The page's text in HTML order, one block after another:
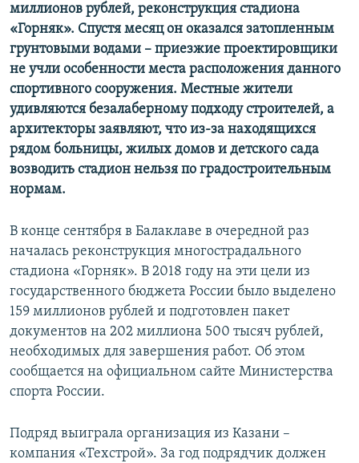
миллионов рублей, реконструкция стадиона
«Горняк». Спустя месяц он оказался затопленным
грунтовыми водами –​ приезжие проектировщики
не учли особенности места расположения данного
спортивного сооружения. Местные жители
удивляются безалаберному подходу строителей, а
архитекторы заявляют, что из-за находящихся
рядом больницы, жилых домов и детского сада
возводить стадион нельзя по градостроительным
нормам.
В конце сентября в Балаклаве в очередной раз
началась реконструкция многострадального
стадиона «Горняк». В 2018 году на эти цели из
государственного бюджета России было выделено
159 миллионов рублей и подготовлен пакет
документов на 202 миллиона 500 тысяч рублей,
необходимых для завершения работ. Об этом
сообщается на официальном сайте Министерства
спорта России.
Подряд выиграла организация из Казани –
компания «Техстрой». За год подрядчик должен